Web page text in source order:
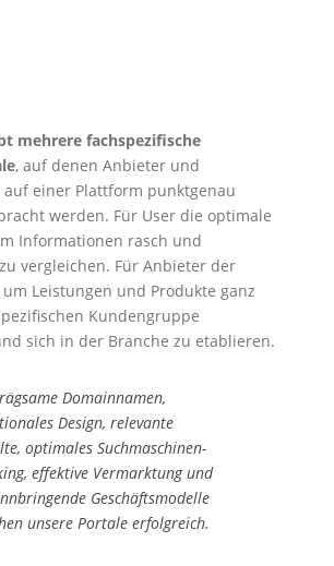
mehrere fachspezifische
, auf denen Anbieter und
einer Plattform punktgenau
werden. Für User die optimale
Informationen rasch und
vergleichen. Für Anbieter der
um Leistungen und Produkte ganz
Kundengruppe
sich in der Branche zu etablieren.
Domainnamen,
Design, relevante
optimales Suchmaschinen-
effektive Vermarktung und
Geschäftsmodelle
unsere Portale erfolgreich.